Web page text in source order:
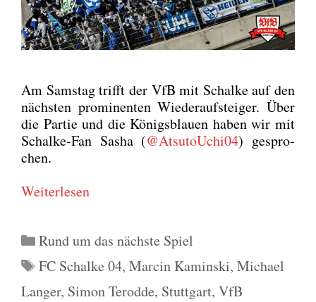
Am Sams­tag trifft der VfB mit Schal­ke auf den
nächs­ten pro­mi­nen­ten Wie­der­auf­stei­ger. Über
die Par­tie und die Königs­blau­en haben wir mit
Schal­ke-Fan Sasha (@AtsutoUchi04) gespro­
chen.
Wei­ter­le­sen
Kategorien
Rund um das nächste Spiel
Schlagwörter
FC Schalke 04, Marcin Kaminski, Michael
Langer, Simon Terodde, Stuttgart, VfB